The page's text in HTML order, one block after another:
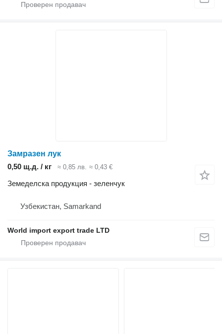
Замразен лук
0,50 щ.д. / кг
≈ 0,85 лв. ≈ 0,43 €
Земеделска продукция - зеленчук
Узбекистан, Samarkand
World import export trade LTD